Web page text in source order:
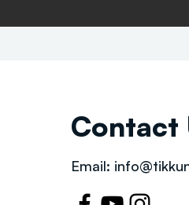
Contact
Email: